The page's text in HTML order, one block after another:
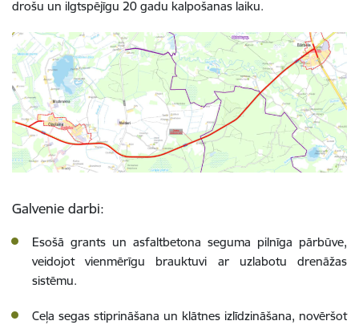
drošu un ilgtspējīgu 20 gadu kalpošanas laiku.
Galvenie darbi:
Esošā grants un asfaltbetona seguma pilnīga pārbūve,
veidojot vienmērīgu brauktuvi ar uzlabotu drenāžas
sistēmu.
Ceļa segas stiprināšana un klātnes izlīdzināšana, novēršot